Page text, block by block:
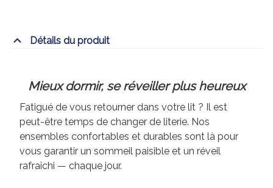
Détails du produit
Mieux dormir, se réveiller plus heureux
Fatigué de vous retourner dans votre lit ? Il est
peut-être temps de changer de literie. Nos
ensembles confortables et durables sont là pour
vous garantir un sommeil paisible et un réveil
rafraîchi — chaque jour.